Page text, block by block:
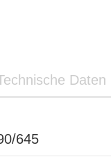
Daten
645